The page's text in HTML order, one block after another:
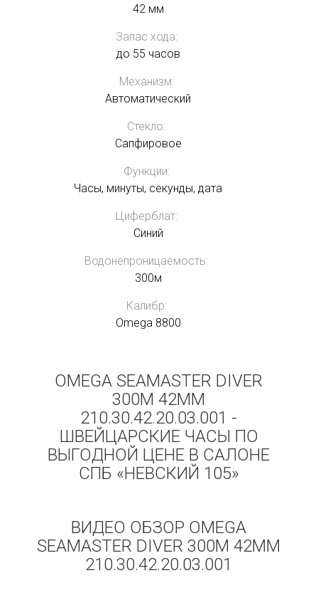
42 мм
Запас хода:
до 55 часов
Механизм:
Автоматический
Стекло:
Сапфировое
Функции:
Часы, минуты, секунды, дата
Циферблат:
Синий
Водонепроницаемость:
300м
Калибр:
Omega 8800
OMEGA SEAMASTER DIVER
300M 42MM
210.30.42.20.03.001 -
ШВЕЙЦАРСКИЕ ЧАСЫ ПО
ВЫГОДНОЙ ЦЕНЕ В САЛОНЕ
СПБ «НЕВСКИЙ 105»
ВИДЕО ОБЗОР OMEGA
SEAMASTER DIVER 300M 42MM
210.30.42.20.03.001
Получать на почту